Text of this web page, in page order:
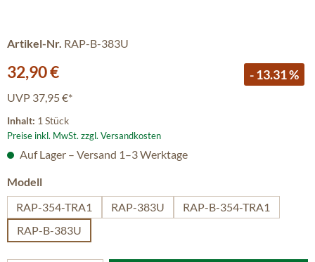
Artikel-Nr. RAP-B-383U
Verkaufspreis:
32,90 € - 13.31 %
UVP 37,95 €*
Inhalt: 1 Stück
Preise inkl. MwSt. zzgl. Versandkosten
Auf Lager – Versand 1–3 Werktage
Modellauswählen
RAP-354-TRA1
RAP-383U
RAP-B-354-TRA1
RAP-B-383U